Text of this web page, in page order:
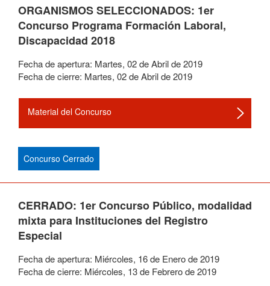
ORGANISMOS SELECCIONADOS: 1er
Concurso Programa Formación Laboral,
Discapacidad 2018
Fecha de apertura: Martes, 02deAbrilde2019
Fecha de cierre: Martes, 02deAbrilde2019
Material del Concurso
Concurso Cerrado
CERRADO: 1er Concurso Público, modalidad
mixta para Instituciones del Registro
Especial
Fecha de apertura: Miércoles, 16de Enerode2019
Fecha de cierre: Miércoles, 13de Febrerode2019